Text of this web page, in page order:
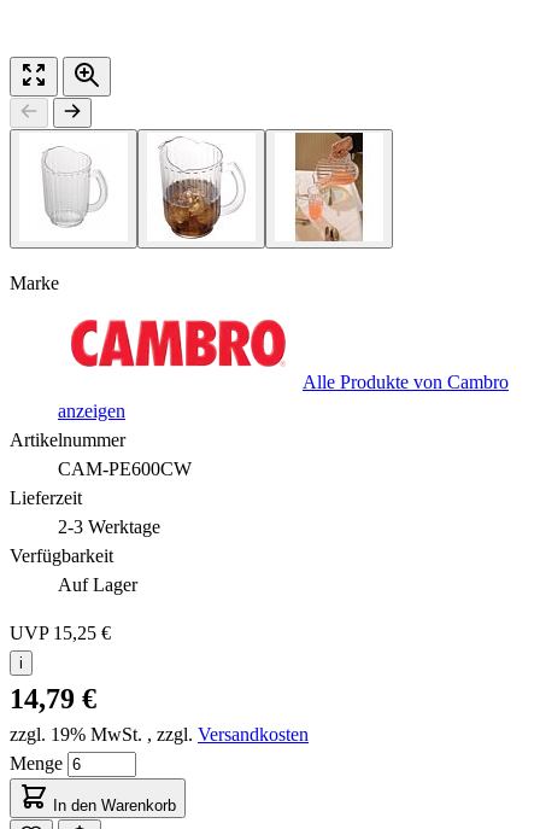
Marke
Alle Produkte von Cambro
anzeigen
Artikelnummer
CAM-PE600CW
Lieferzeit
2-3 Werktage
Verfügbarkeit
Auf Lager
UVP 15,25 €
i
14,79 €
zzgl. 19% MwSt. , zzgl. Versandkosten
Menge
In den Warenkorb